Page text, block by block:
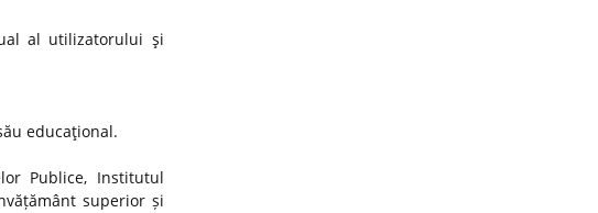
al utilizatorului şi
educaţional.
Publice, Institutul
superior și